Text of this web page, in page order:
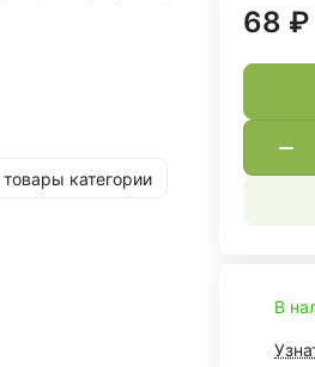
категории
68 ₽
В